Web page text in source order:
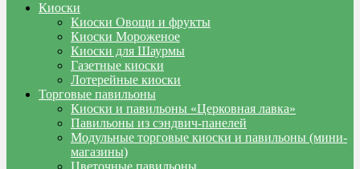
Киоски
Киоски Овощи и фрукты
Киоски Мороженое
Киоски для Шаурмы
Газетные киоски
Лотерейные киоски
Торговые павильоны
Киоски и павильоны «Церковная лавка»
Павильоны из сэндвич-панелей
Модульные торговые киоски и павильоны (мини-
магазины)
Цветочные павильоны